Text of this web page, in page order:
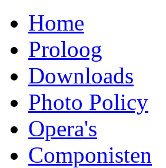
Home
Proloog
Downloads
Photo Policy
Opera's
Componisten